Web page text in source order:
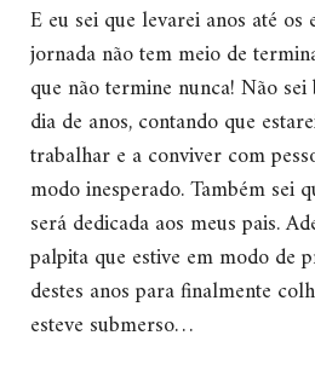
E eu sei que levarei anos até
jornada não tem meio de
que não termine nunca! Não
dia de anos, contando que
trabalhar e a conviver com
modo inesperado. Também sei
será dedicada aos meus pais.
palpita que estive em modo de
destes anos para finalmente
esteve submerso…